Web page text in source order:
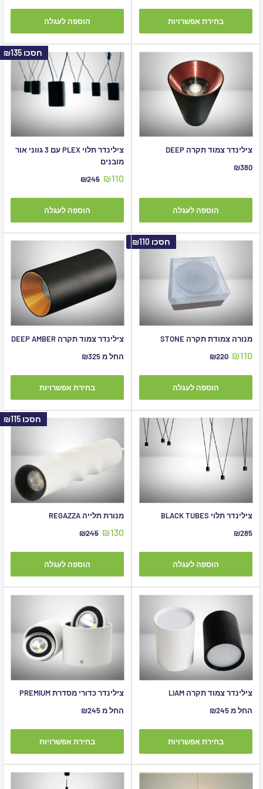
בחירת אפשרויות הוספה לעגלה
צילינדר צמוד תקרה DEEP
מחיר
₪380
הוספה לעגלה
חסכו ₪135
צילינדר תלוי PLEX עם 3 גווני אור
מובנים
מחיר
₪110 מחיר
₪245
הוספה לעגלה
חסכו ₪110
מנורה צמודת תקרה STONE
מחיר
₪110 מחיר
₪220
הוספה לעגלה
צילינדר צמוד תקרה DEEP AMBER
מחיר
החל מ ₪325
בחירת אפשרויות
צילינדר תלוי BLACK TUBES
מחיר
₪285
הוספה לעגלה
חסכו ₪115
מנורת תלייה REGAZZA
מחיר
₪130 מחיר
₪245
הוספה לעגלה
צילינדר צמוד תקרה LIAM
מחיר
החל מ ₪245
בחירת אפשרויות
צילינדר כדורי מסדרת PREMIUM
מחיר
החל מ ₪245
בחירת אפשרויות